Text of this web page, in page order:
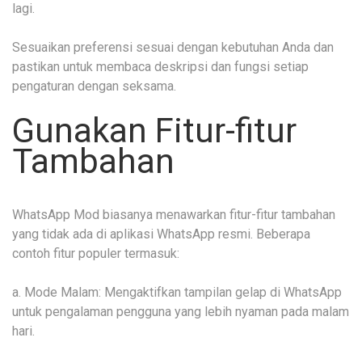
lagi.
Sesuaikan preferensi sesuai dengan kebutuhan Anda dan
pastikan untuk membaca deskripsi dan fungsi setiap
pengaturan dengan seksama.
Gunakan Fitur-fitur
Tambahan
WhatsApp Mod biasanya menawarkan fitur-fitur tambahan
yang tidak ada di aplikasi WhatsApp resmi. Beberapa
contoh fitur populer termasuk:
a. Mode Malam: Mengaktifkan tampilan gelap di WhatsApp
untuk pengalaman pengguna yang lebih nyaman pada malam
hari.